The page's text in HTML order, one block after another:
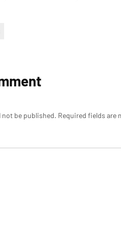
not be published. Required fields are